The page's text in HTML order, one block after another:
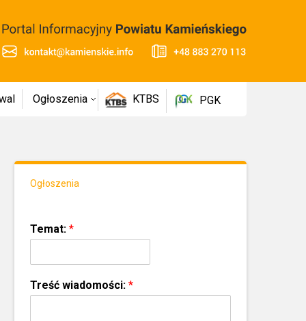
Ogłoszenia KTBS PGK
Ogłoszenia
Temat: *
Treść wiadomości: *